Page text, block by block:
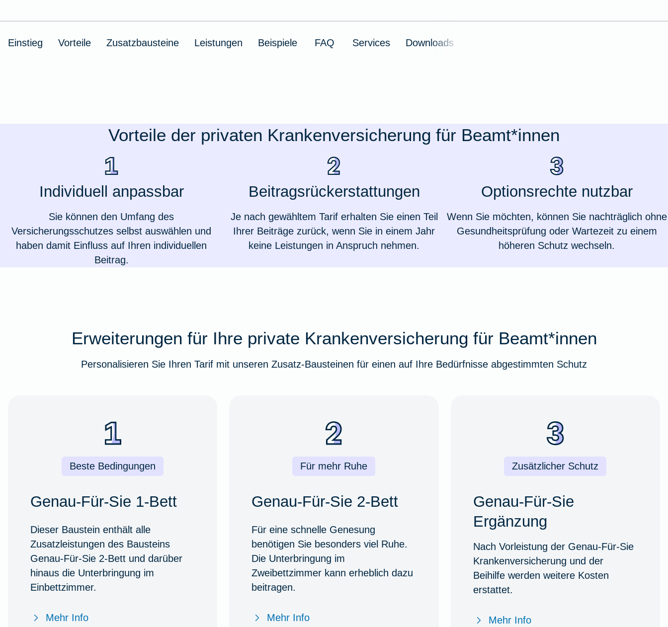
Valorenversicherung
Weil du wichtig bist
Einstieg Vorteile Zusatzbausteine Leistungen Beispiele FAQ Services Downloads
Vorteile der privaten Krankenversicherung für Beamt*innen
Individuell anpassbar
Sie können den Umfang des
Versicherungsschutzes selbst auswählen und
haben damit Einfluss auf Ihren individuellen
Beitrag.
Beitragsrückerstattungen
Je nach gewähltem Tarif erhalten Sie einen Teil
Ihrer Beiträge zurück, wenn Sie in einem Jahr
keine Leistungen in Anspruch nehmen.
Optionsrechte nutzbar
Wenn Sie möchten, können Sie nachträglich ohne
Gesundheitsprüfung oder Wartezeit zu einem
höheren Schutz wechseln.
Erweiterungen für Ihre private Krankenversicherung für Beamt*innen
Personalisieren Sie Ihren Tarif mit unseren Zusatz-Bausteinen für einen auf Ihre Bedürfnisse abgestimmten Schutz
Beste Bedingungen
Genau-Für-Sie 1-Bett
Dieser Baustein enthält alle
Zusatzleistungen des Bausteins
Genau-Für-Sie 2-Bett und darüber
hinaus die Unterbringung im
Einbettzimmer.
Mehr Info
Für mehr Ruhe
Genau-Für-Sie 2-Bett
Für eine schnelle Genesung
benötigen Sie besonders viel Ruhe.
Die Unterbringung im
Zweibettzimmer kann erheblich dazu
beitragen.
Mehr Info
Zusätzlicher Schutz
Genau-Für-Sie
Ergänzung
Nach Vorleistung der Genau-Für-Sie
Krankenversicherung und der
Beihilfe werden weitere Kosten
erstattet.
Mehr Info